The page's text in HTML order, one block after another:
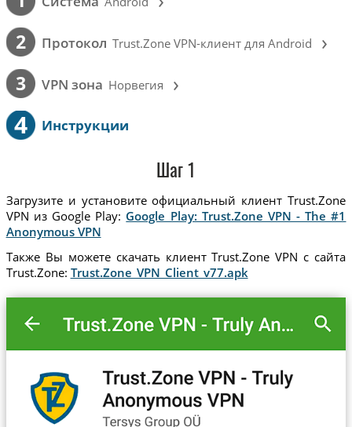
2 Протокол Trust.Zone VPN-клиент для Android ›
3 VPN зона Норвегия ›
4 Инструкции
Шаг 1
Загрузите и установите официальный клиент Trust.Zone
VPN из Google Play: Google Play: Trust.Zone VPN - The #1
Anonymous VPN
Также Вы можете скачать клиент Trust.Zone VPN с сайта
Trust.Zone: Trust.Zone_VPN_Client_v77.apk